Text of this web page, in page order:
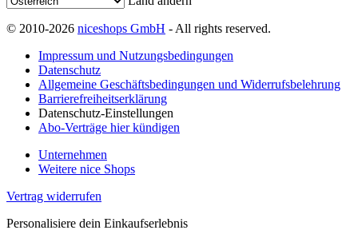
© 2010-2026 niceshops GmbH - All rights reserved.
Impressum und Nutzungsbedingungen
Datenschutz
Allgemeine Geschäftsbedingungen und Widerrufsbelehrung
Barrierefreiheitserklärung
Datenschutz-Einstellungen
Abo-Verträge hier kündigen
Unternehmen
Weitere nice Shops
Vertrag widerrufen
Personalisiere dein Einkaufserlebnis